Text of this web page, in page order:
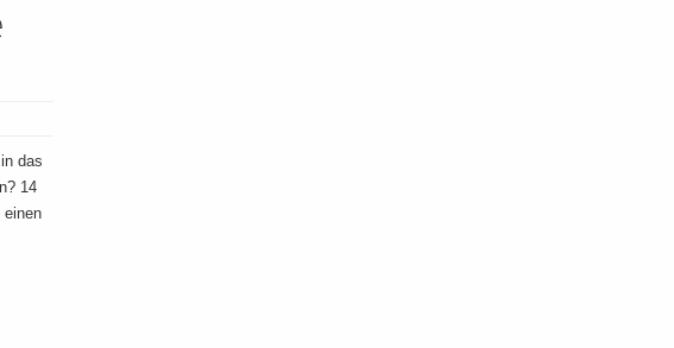
das
14
einen